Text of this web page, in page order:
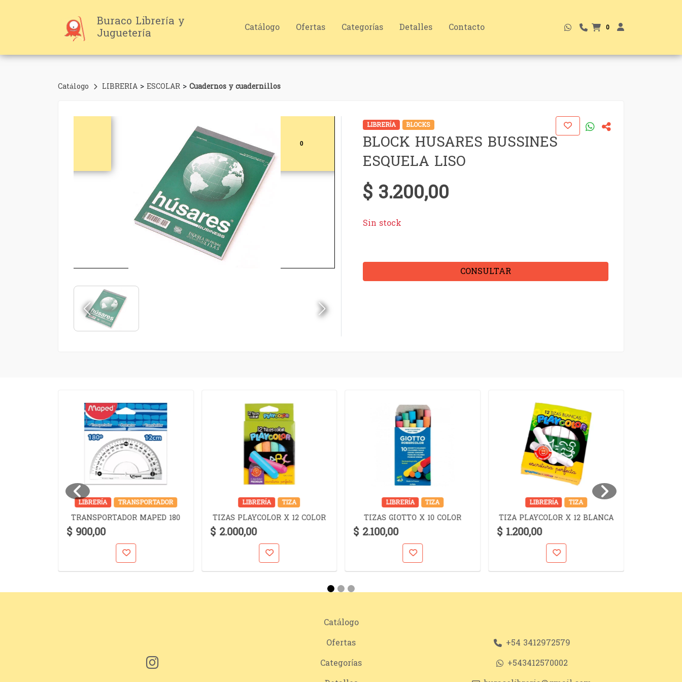
Buraco Librería y
Juguetería Catálogo Ofertas Categorías Detalles Contacto 0
Catálogo LIBRERIA > ESCOLAR > Cuadernos y cuadernillos
LIBRERÍA BLOCKS
BLOCK HUSARES BUSSINES
ESQUELA LISO
$ 3.200,00
Sin stock
CONSULTAR
LIBRERÍA TRANSPORTADOR
TRANSPORTADOR MAPED 180
$ 900,00
LIBRERÍA TIZA
TIZAS PLAYCOLOR X 12 COLOR
$ 2.000,00
LIBRERÍA TIZA
TIZAS GIOTTO X 10 COLOR
$ 2.100,00
LIBRERÍA TIZA
TIZA PLAYCOLOR X 12 BLANCA
$ 1.200,00
Catálogo
Ofertas
Categorías
+54 3412972579
+543412570002